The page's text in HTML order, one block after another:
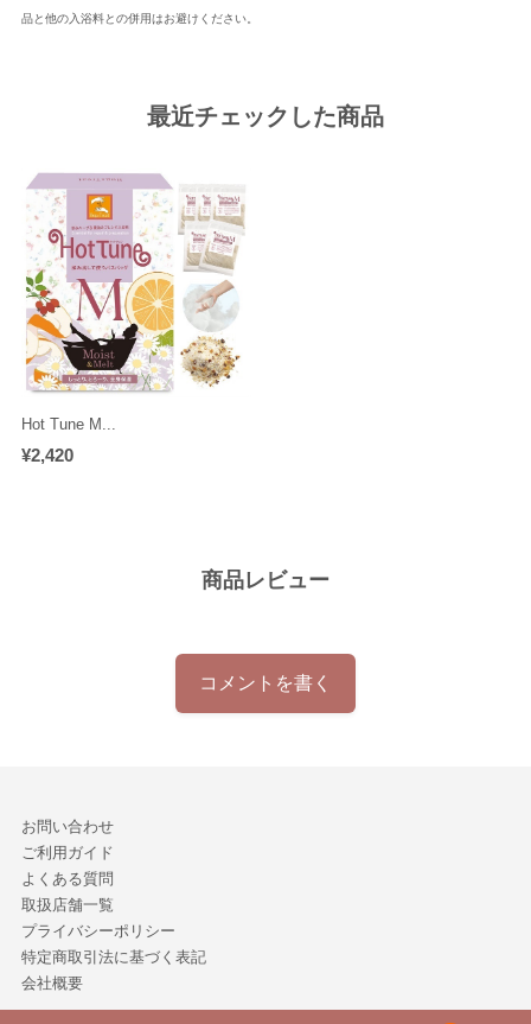
品と他の入浴料との併用はお避けください。
最近チェックした商品
Hot Tune M...
¥2,420
商品レビュー
コメントを書く
お問い合わせ
ご利用ガイド
よくある質問
取扱店舗一覧
プライバシーポリシー
特定商取引法に基づく表記
会社概要